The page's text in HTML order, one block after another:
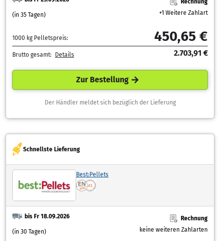
(in 35 Tagen)
Rechnung
+1 Weitere Zahlart
1000 kg Pelletspreis: 450,65 €
Brutto gesamt: Details 2.703,91 €
Zur Bestellung
Der Händler meldet sich bezüglich der Lieferung
Schnellste Lieferung
Best:Pellets
bis Fr 18.09.2026
(in 30 Tagen)
Rechnung
keine weiteren Zahlarten